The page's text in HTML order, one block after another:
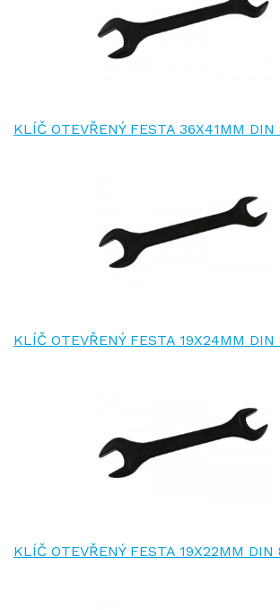
KLÍČ OTEVŘENÝ FESTA 36X41MM DIN
KLÍČ OTEVŘENÝ FESTA 19X24MM DIN
KLÍČ OTEVŘENÝ FESTA 19X22MM DIN